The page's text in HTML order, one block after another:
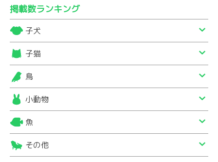
掲載数ランキング
子犬
子猫
鳥
小動物
魚
その他